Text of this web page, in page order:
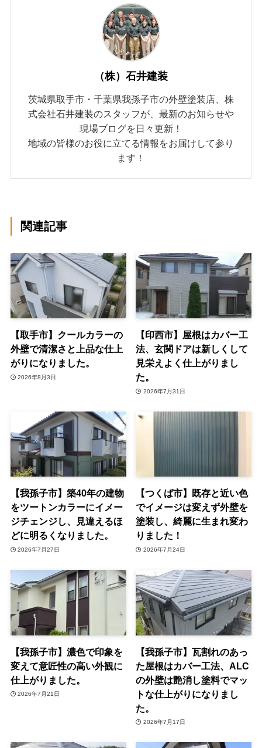
（株）石井建装
茨城県取手市・千葉県我孫子市の外壁塗装店、株
式会社石井建装のスタッフが、最新のお知らせや
現場ブログを日々更新！
地域の皆様のお役に立てる情報をお届けして参り
ます！
関連記事
【取手市】クールカラーの
外壁で清潔さと上品な仕上
がりになりました。
2026年8月3日
【印西市】屋根はカバー工
法、玄関ドアは新しくして
見栄えよく仕上がりまし
た。
2026年7月31日
【我孫子市】築40年の建物
をツートンカラーにイメー
ジチェンジし、見違えるほ
どに明るくなりました。
2026年7月27日
【つくば市】既存と近い色
でイメージは変えず外壁を
塗装し、綺麗に生まれ変わ
りました！
2026年7月24日
【我孫子市】濃色で印象を
変えて意匠性の高い外観に
仕上がりました。
2026年7月21日
【我孫子市】瓦割れのあっ
た屋根はカバー工法、ALC
の外壁は艶消し塗料でマッ
トな仕上がりになりまし
た。
2026年7月17日